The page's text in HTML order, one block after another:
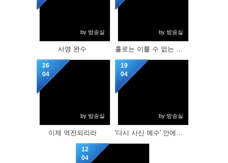
by 방송실
사명 완수
by 방송실
홀로는 이룰 수 없는 축복, 우리는 가족입니다.
26
04
by 방송실
이제 역전되리라
19
04
by 방송실
'다시 사신 예수' 안에서 변화하라!
12
04